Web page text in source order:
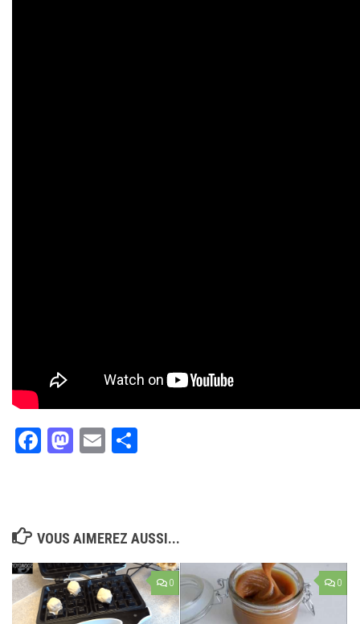
Facebook
Mastodon
Email
VOUS AIMEREZ AUSSI...
0 0